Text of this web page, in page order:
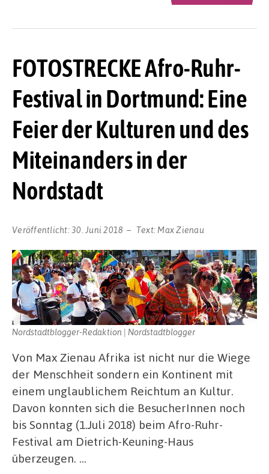
FOTOSTRECKE Afro-Ruhr-
Festival in Dortmund: Eine
Feier der Kulturen und des
Miteinanders in der
Nordstadt
Veröffentlicht: 30. Juni 2018 Text: Max Zienau
Nordstadtblogger-Redaktion | Nordstadtblogger
Von Max Zienau Afrika ist nicht nur die Wiege
der Menschheit sondern ein Kontinent mit
einem unglaublichem Reichtum an Kultur.
Davon konnten sich die BesucherInnen noch
bis Sonntag (1.Juli 2018) beim Afro-Ruhr-
Festival am Dietrich-Keuning-Haus
überzeugen. …